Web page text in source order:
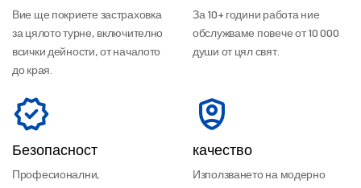
Вие ще покриете застраховка
за цялото турне, включително
всички дейности, от началото
до края.
За 10+ години работа ние
обслужваме повече от 10 000
души от цял свят.
Безопасност
Професионални,
качество
Използването на модерно